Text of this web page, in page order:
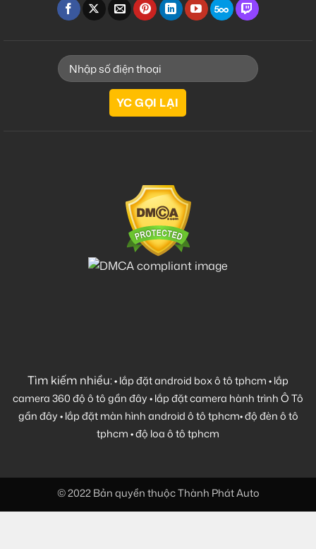
Tìm kiếm nhiều:•lắp đặt android box ô tô tphcm•lắp
camera 360 độ ô tô gần đây•lắp đặt camera hành trình Ô Tô
gần đây•lắp đặt màn hình android ô tô tphcm•độ đèn ô tô
tphcm•độ loa ô tô tphcm
© 2022 Bản quyền thuộc Thành Phát Auto